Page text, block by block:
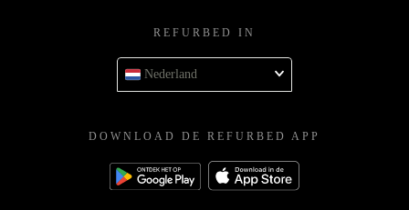
REFURBED IN
Nederland
DOWNLOAD DE REFURBED APP